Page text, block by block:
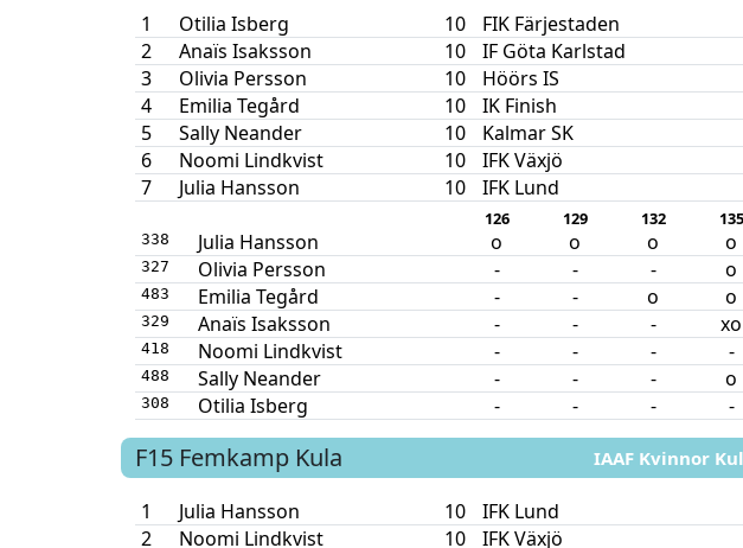
1 Otilia Isberg 10 FIK Färjestaden
2
Anaïs Isaksson 10 IF Göta Karlstad
3
Olivia Persson 10 Höörs IS
4
Emilia Tegård 10 IK Finish
5
Sally Neander 10 Kalmar SK
6
Noomi Lindkvist 10 IFK Växjö
7
Julia Hansson 10 IFK Lund
126 129 132 135
338 Julia Hansson o o o o
327 Olivia Persson - - - o
483 Emilia Tegård - - o o
329 Anaïs Isaksson - - - xo
418 Noomi Lindkvist - - - -
488 Sally Neander - - - o
308 Otilia Isberg - - - -
F15 Femkamp Kula IAAF Kvinnor
1 Julia Hansson 10 IFK Lund
2
Noomi Lindkvist 10 IFK Växjö